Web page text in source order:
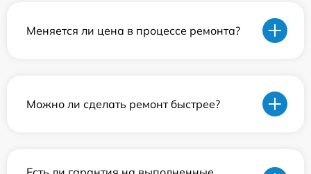
Меняется ли цена в процессе ремонта?
Можно ли сделать ремонт быстрее?